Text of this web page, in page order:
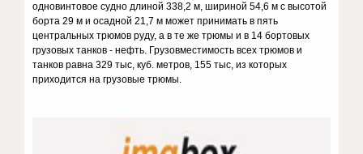
одновинтовое судно длиной 338,2 м, шириной 54,6 м с высотой
борта 29 м и осадной 21,7 м может принимать в пять
центральных трюмов руду, а в те же трюмы и в 14 бортовых
грузовых танков - нефть. Грузовместимость всех трюмов и
танков равна 329 тыс, куб. метров, 155 тыс, из которых
приходится на грузовые трюмы.